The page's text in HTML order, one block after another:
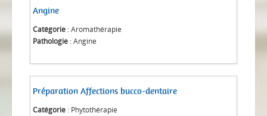
Angine
Catégorie : Aromathérapie
Pathologie : Angine
Préparation Affections bucco-dentaire
Catégorie : Phytothérapie